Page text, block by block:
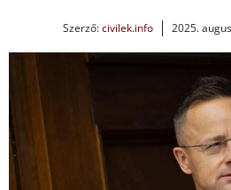
Szerző:civilek.info 2025.